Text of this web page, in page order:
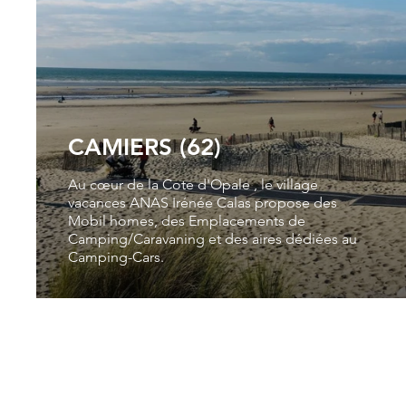
CAMIERS (62)
Au cœur de la Cote d'Opale , le village
vacances ANAS Irénée Calas propose des
Mobil homes, des Emplacements de
Camping/Caravaning et des aires dédiées au
Camping-Cars.